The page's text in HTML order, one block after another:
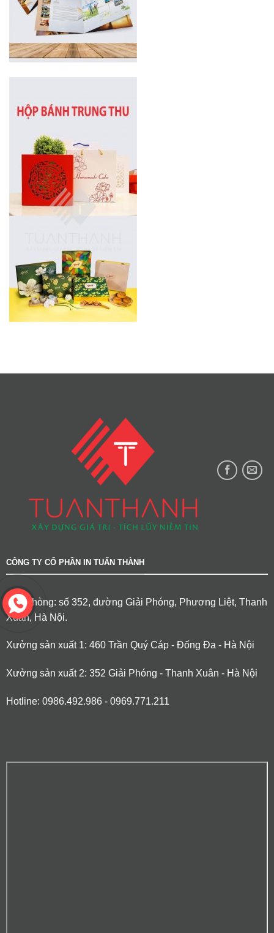
CÔNG TY CỔ PHẦN IN TUẤN THÀNH
Văn phòng: số 352, đường Giải Phóng, Phương Liệt, Thanh
Xuân, Hà Nội.
Xưởng sản xuất 1: 460 Trần Quý Cáp - Đống Đa - Hà Nội
Xưởng sản xuất 2: 352 Giải Phóng - Thanh Xuân - Hà Nội
Hotline: 0986.492.986 - 0969.771.211